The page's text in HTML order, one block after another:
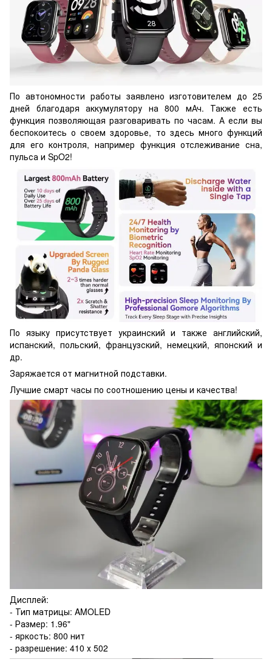
По автономности работы заявлено изготовителем до 25
дней благодаря аккумулятору на 800 мАч. Также есть
функция позволяющая разговаривать по часам. А если вы
беспокоитесь о своем здоровье, то здесь много функций
для его контроля, например функция отслеживание сна,
пульса и SpO2!
По языку присутствует украинский и также английский,
испанский, польский, французский, немецкий, японский и
др.
Заряжается от магнитной подставки.
Лучшие смарт часы по соотношению цены и качества!
Дисплей:
- Тип матрицы: AMOLED
- Размер: 1.96"
- яркость: 800 нит
- разрешение: 410 х 502